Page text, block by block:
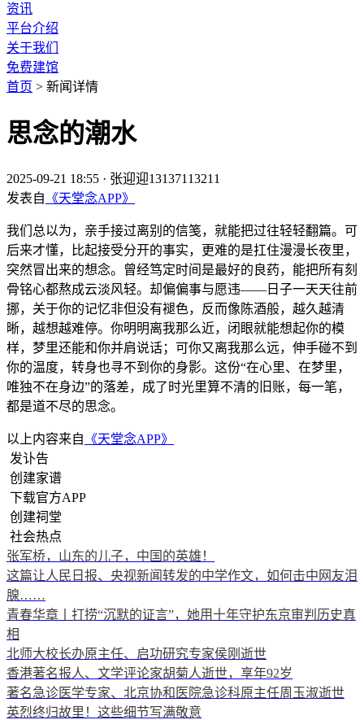
资讯
平台介绍
关于我们
免费建馆
首页 > 新闻详情
思念的潮水
2025-09-21 18:55 · 张迎迎13137113211
发表自 《天堂念APP》
我们总以为，亲手接过离别的信笺，就能把过往轻轻翻篇。可
后来才懂，比起接受分开的事实，更难的是扛住漫漫长夜里，
突然冒出来的想念。曾经笃定时间是最好的良药，能把所有刻
骨铭心都熬成云淡风轻。却偏偏事与愿违——日子一天天往前
挪，关于你的记忆非但没有褪色，反而像陈酒般，越久越清
晰，越想越难停。你明明离我那么近，闭眼就能想起你的模
样，梦里还能和你并肩说话；可你又离我那么远，伸手碰不到
你的温度，转身也寻不到你的身影。这份“在心里、在梦里，
唯独不在身边”的落差，成了时光里算不清的旧账，每一笔，
都是道不尽的思念。
以上内容来自 《天堂念APP》
发讣告
创建家谱
下载官方APP
创建祠堂
社会热点
张军桥，山东的儿子，中国的英雄！
这篇让人民日报、央视新闻转发的中学作文，如何击中网友泪
腺……
青春华章丨打捞“沉默的证言”，她用十年守护东京审判历史真
相
北师大校长办原主任、启功研究专家侯刚逝世
香港著名报人、文学评论家胡菊人逝世，享年92岁
著名急诊医学专家、北京协和医院急诊科原主任周玉淑逝世
英烈终归故里！这些细节写满敬意